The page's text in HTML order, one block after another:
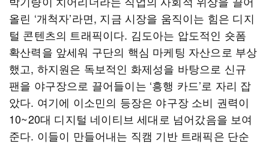
올린 ‘개척자’라면, 지금 시장을 움직이는 힘은 디지
털 콘텐츠의 트래픽이다. 김도아는 압도적인 숏폼
확산력을 앞세워 구단의 핵심 마케팅 자산으로 부상
했고, 하지원은 독보적인 화제성을 바탕으로 신규
팬을 야구장으로 끌어들이는 ‘흥행 카드’로 자리 잡
았다. 여기에 이소민의 등장은 야구장 소비 권력이
10~20대 디지털 네이티브 세대로 넘어갔음을 보여
준다. 이들이 만들어내는 직캠 기반 트래픽은 단순